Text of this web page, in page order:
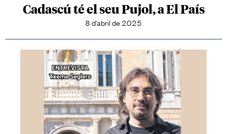
Cadascú té el seu Pujol, a El País
8 d'abril de 2025